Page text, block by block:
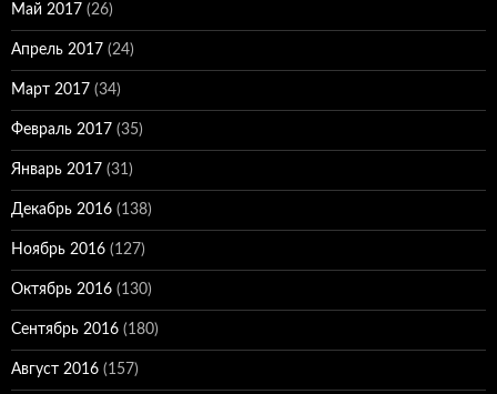
Май 2017 (26)
Апрель 2017 (24)
Март 2017 (34)
Февраль 2017 (35)
Январь 2017 (31)
Декабрь 2016 (138)
Ноябрь 2016 (127)
Октябрь 2016 (130)
Сентябрь 2016 (180)
Август 2016 (157)